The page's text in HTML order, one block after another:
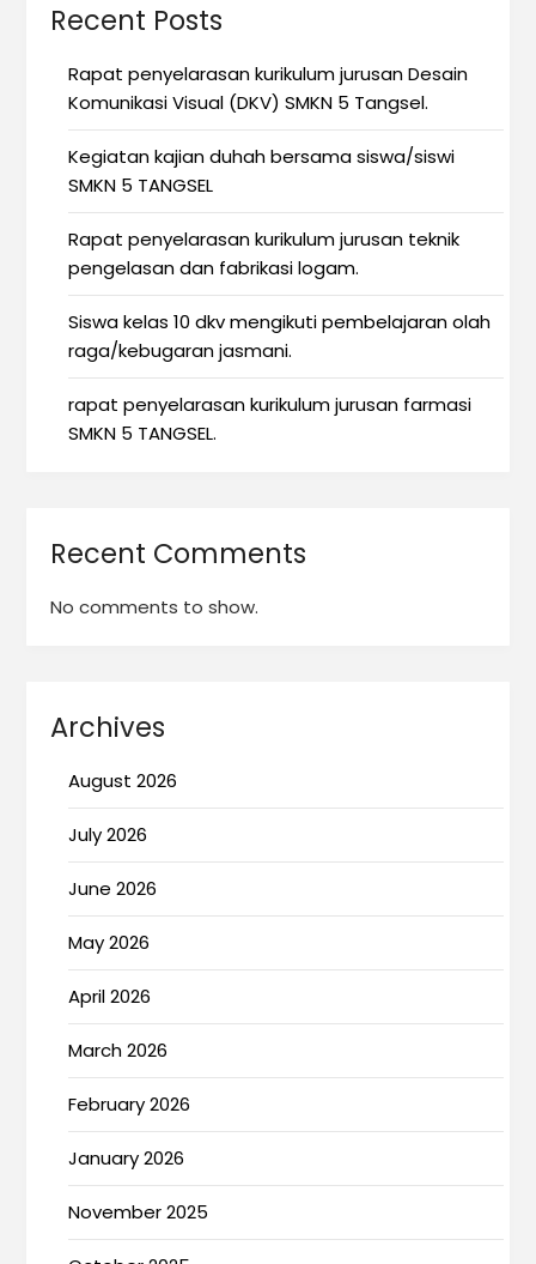
Recent Posts
Rapat penyelarasan kurikulum jurusan Desain
Komunikasi Visual (DKV) SMKN 5 Tangsel.
Kegiatan kajian duhah bersama siswa/siswi
SMKN 5 TANGSEL
Rapat penyelarasan kurikulum jurusan teknik
pengelasan dan fabrikasi logam.
Siswa kelas 10 dkv mengikuti pembelajaran olah
raga/kebugaran jasmani.
rapat penyelarasan kurikulum jurusan farmasi
SMKN 5 TANGSEL.
Recent Comments
No comments to show.
Archives
August 2026
July 2026
June 2026
May 2026
April 2026
March 2026
February 2026
January 2026
November 2025